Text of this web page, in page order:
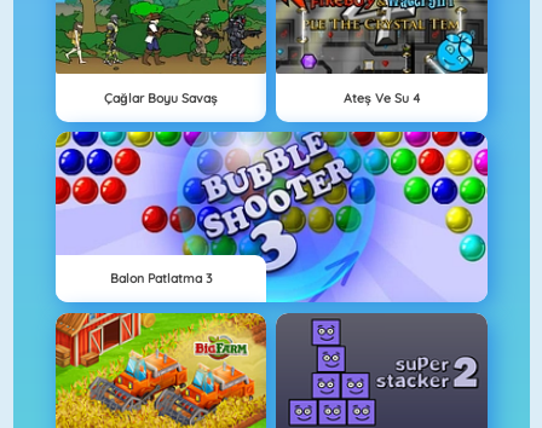
Çağlar Boyu Savaş Ateş Ve Su 4
Balon Patlatma 3